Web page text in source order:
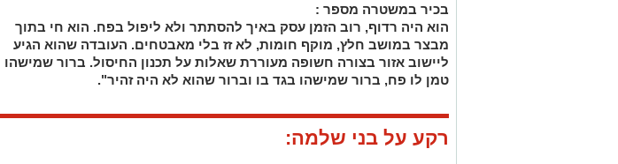
בכיר במשטרה מספר :
הוא היה רדוף, רוב הזמן עסק באיך להסתתר ולא ליפול בפח. הוא חי בתוך
מבצר במושב חלץ, מוקף חומות, לא זז בלי מאבטחים. העובדה שהוא הגיע
ליישוב אזור בצורה חשופה מעוררת שאלות על תכנון החיסול. ברור שמישהו
טמן לו פח, ברור שמישהו בגד בו וברור שהוא לא היה זהיר".
רקע על בני שלמה: